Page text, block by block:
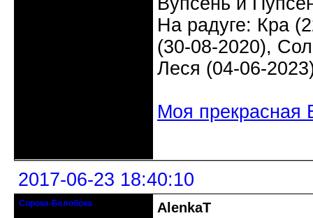
На радуге: Кра
(30-08-2020),
Леся (04-06-
Моя прекрасная
2017-06-23 18:40:10
Сорока-Белобока
AlenkaT